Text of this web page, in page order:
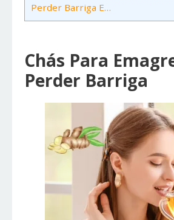
Perder Barriga E…
Chás Para
Perder Barriga